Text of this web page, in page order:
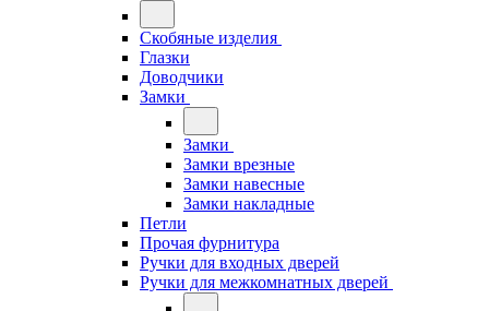
Скобяные изделия
Глазки
Доводчики
Замки
Замки
Замки врезные
Замки навесные
Замки накладные
Петли
Прочая фурнитура
Ручки для входных дверей
Ручки для межкомнатных дверей